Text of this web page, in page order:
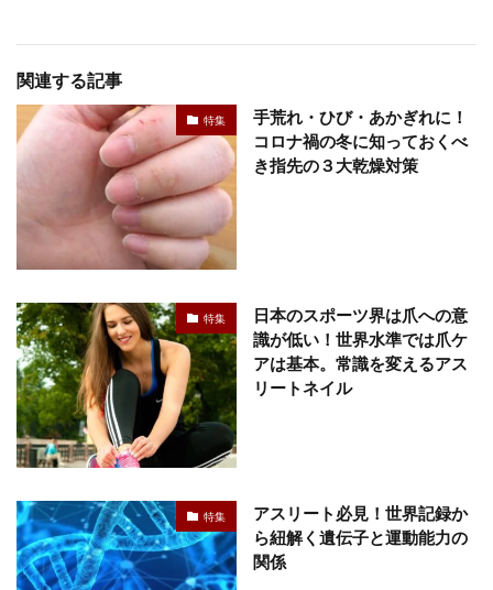
関連する記事
特集
手荒れ・ひび・あかぎれに！
コロナ禍の冬に知っておくべ
き指先の３大乾燥対策
特集
日本のスポーツ界は爪への意
識が低い！世界水準では爪ケ
アは基本。常識を変えるアス
リートネイル
特集
アスリート必見！世界記録か
ら紐解く遺伝子と運動能力の
関係